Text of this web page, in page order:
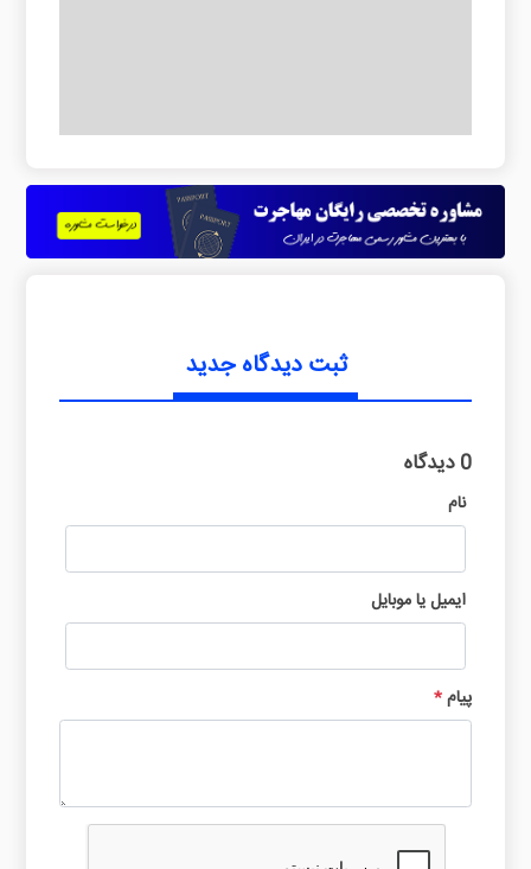
ثبت دیدگاه جدید
0 دیدگاه
نام
ایمیل یا موبایل
پیام*